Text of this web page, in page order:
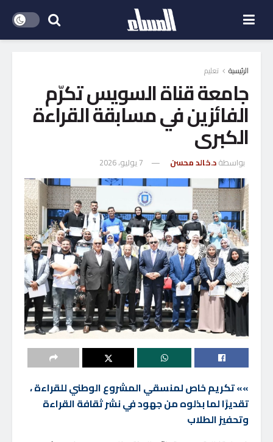
الرئيسية تعليم
جامعة قناة السويس تكرّم
الفائزين في مسابقة القراءة
الكبرى
بواسطةد.خالد محسن 7 يوليو، 2026
»» تكريم خاص لمنسقي المشروع الوطني للقراءة ،
تقديرًا لما بذلوه من جهود في نشر ثقافة القراءة
وتحفيز الطلاب